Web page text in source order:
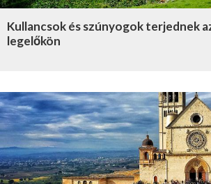
Kullancsok és szúnyogok terjednek
legelőkön